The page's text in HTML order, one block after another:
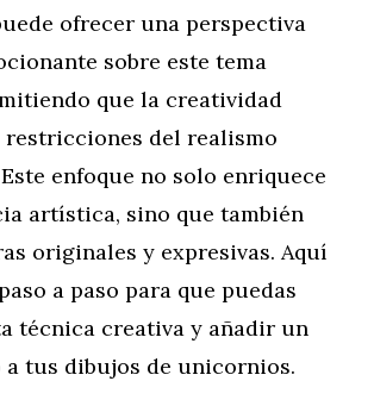
ofrecer una perspectiva
sobre este tema
que la creatividad
del realismo
enfoque no solo enriquece
artística, sino que también
originales y expresivas. Aquí
a paso para que puedas
técnica creativa y añadir un
tus dibujos de unicornios.